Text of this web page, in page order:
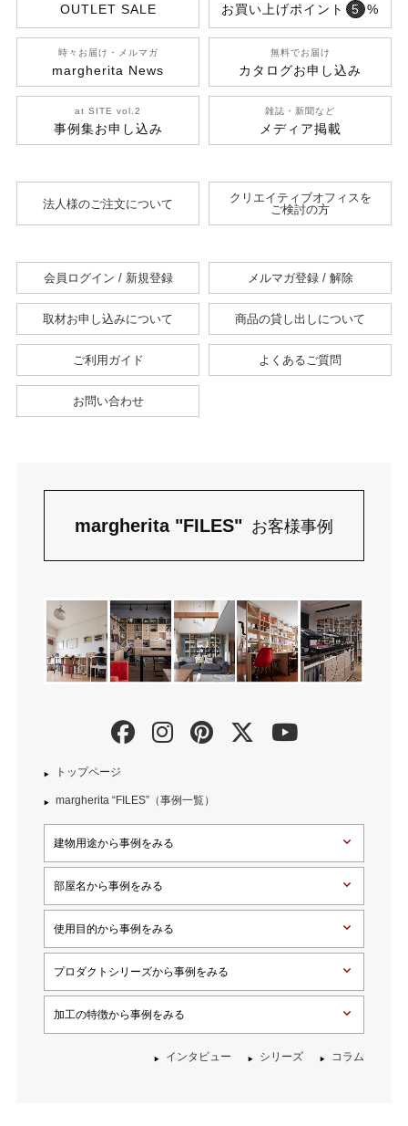
OUTLET SALE お買い上げポイント 5 %
時々お届け・メルマガ
margherita News
無料でお届け
カタログお申し込み
at SITE vol.2
事例集お申し込み
雑誌・新聞など
メディア掲載
法人様のご注文について
クリエイティブオフィスを
ご検討の方
会員ログイン / 新規登録 メルマガ登録 / 解除
取材お申し込みについて 商品の貸し出しについて
ご利用ガイド よくあるご質問
お問い合わせ
margherita "FILES" お客様事例
トップページ
margherita “FILES”（事例一覧）
建物用途から事例をみる
部屋名から事例をみる
使用目的から事例をみる
プロダクトシリーズから事例をみる
加工の特徴から事例をみる
インタビュー シリーズ コラム